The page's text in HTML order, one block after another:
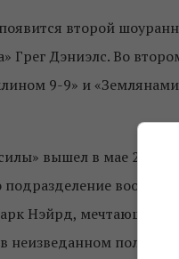
второй
Грег Дэниэлс. Во
9-9» и
вышел в мае 2020
подразделение
Нэйрд, мечтающий
неизведанном поле.